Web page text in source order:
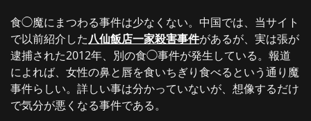
食◯魔にまつわる事件は少なくない。中国では、当サイト
で以前紹介した八仙飯店一家殺害事件があるが、実は張が
逮捕された2012年、別の食◯事件が発生している。報道
によれば、女性の鼻と唇を食いちぎり食べるという通り魔
事件らしい。詳しい事は分かっていないが、想像するだけ
で気分が悪くなる事件である。